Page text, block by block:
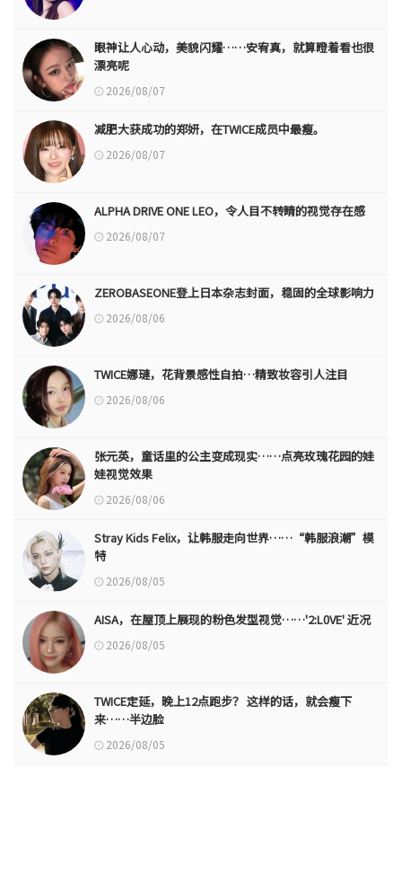
眼神让人心动，美貌闪耀……安宥真，就算瞪着看也很
漂亮呢
2026/08/07
减肥大获成功的郑妍，在TWICE成员中最瘦。
2026/08/07
ALPHA DRIVE ONE LEO，令人目不转睛的视觉存在感
2026/08/07
ZEROBASEONE登上日本杂志封面，稳固的全球影响力
2026/08/06
TWICE娜璉，花背景感性自拍…精致妆容引人注目
2026/08/06
张元英，童话里的公主变成现实……点亮玫瑰花园的娃
娃视觉效果
2026/08/06
Stray Kids Felix，让韩服走向世界……“韩服浪潮”模
特
2026/08/05
AISA，在屋顶上展现的粉色发型视觉……'2:L0VE' 近况
2026/08/05
TWICE定延，晚上12点跑步？ 这样的话，就会瘦下
来……半边脸
2026/08/05